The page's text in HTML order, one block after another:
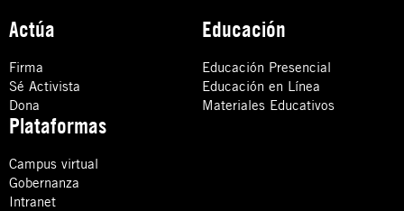
Actúa
Firma
Sé Activista
Dona
Educación
Educación Presencial
Educación en Línea
Materiales Educativos
Plataformas
Campus virtual
Gobernanza
Intranet